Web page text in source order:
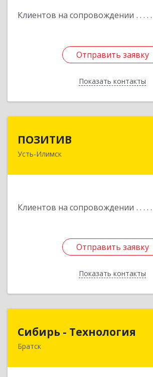
Клиентов на сопровождении
Отправить заявку
Показать контакты
Отправить заявку
Назад
ПОЗИТИВ
Усть-Илимск
Клиентов на сопровождении
Отправить заявку
Показать контакты
666679, Иркутская обл, Усть-
Отправить заявку
Назад
Сибирь - Технология
Братск